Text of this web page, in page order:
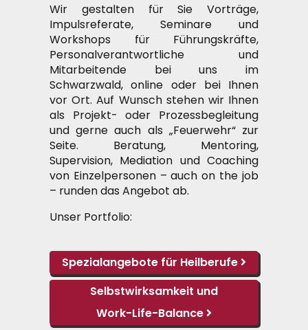
Wir gestalten für Sie Vorträge,
Impulsreferate, Seminare und
Workshops für Führungskräfte,
Personalverantwortliche und
Mitarbeitende bei uns im
Schwarzwald, online oder bei Ihnen
vor Ort. Auf Wunsch stehen wir Ihnen
als Projekt- oder Prozessbegleitung
und gerne auch als „Feuerwehr“ zur
Seite. Beratung, Mentoring,
Supervision, Mediation und Coaching
von Einzelpersonen – auch on the job
– runden das Angebot ab.
Unser Portfolio:
Spezialangebote für Heilberufe
Selbstwirksamkeit und
Work-Life-Balance